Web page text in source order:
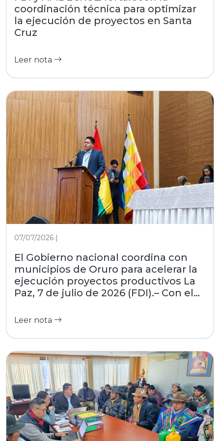
coordinación técnica para optimizar
la ejecución de proyectos en Santa
Cruz
Leer nota
07/07/2026 |
El Gobierno nacional coordina con
municipios de Oruro para acelerar la
ejecución proyectos productivos La
Paz, 7 de julio de 2026 (FDI).– Con el
las regiones, el Fondo de Desarrollo
del Ministerio de Desarrollo
Productivo, Rural y Agua, participó
este martes en el encuentro
interinstitucional convocado por la
Asociación de Municipios del
Departamento de Oruro (AMDEOR).
El evento, desarrollado en la Casa
Grande del Pueblo, reunió a alcaldes
locales y autoridades del nivel central
Leer nota